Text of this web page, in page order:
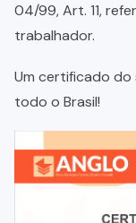
04/99, Art. 11,
trabalhador.
Um certificado do
todo o Brasil!